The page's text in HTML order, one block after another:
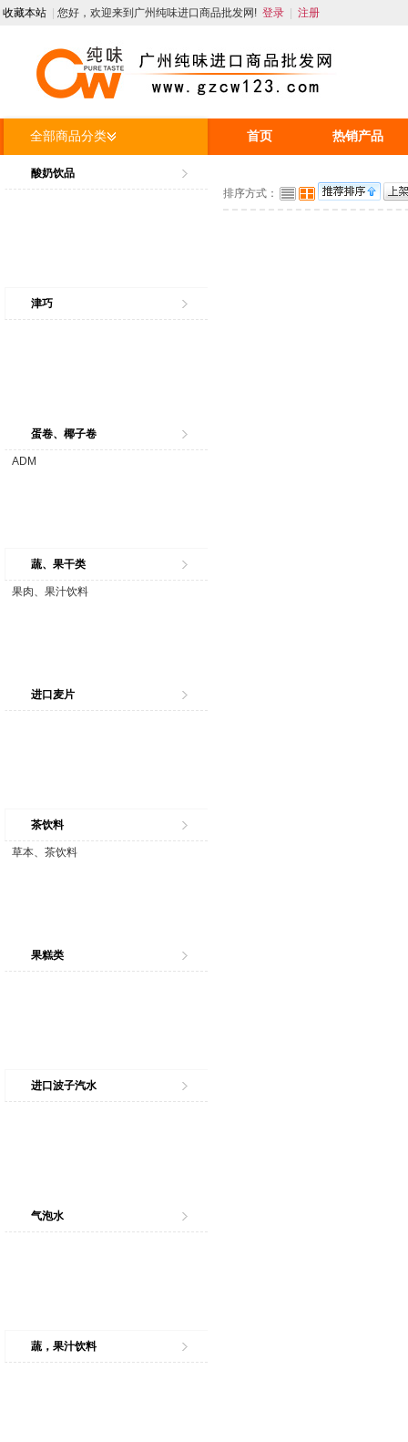
收藏本站 您好，欢迎来到广州纯味进口商品批发网! 登录 注册
全部商品分类
酸奶饮品
津巧
蛋卷、椰子卷
ADM
蔬、果干类
果肉、果汁饮料
进口麦片
茶饮料
草本、茶饮料
果糕类
进口波子汽水
气泡水
蔬，果汁饮料
首页 热销产品
排序方式：